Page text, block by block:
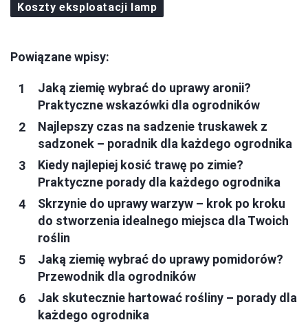
Koszty eksploatacji lamp
Powiązane wpisy:
Jaką ziemię wybrać do uprawy aronii?
Praktyczne wskazówki dla ogrodników
Najlepszy czas na sadzenie truskawek z
sadzonek – poradnik dla każdego ogrodnika
Kiedy najlepiej kosić trawę po zimie?
Praktyczne porady dla każdego ogrodnika
Skrzynie do uprawy warzyw – krok po kroku
do stworzenia idealnego miejsca dla Twoich
roślin
Jaką ziemię wybrać do uprawy pomidorów?
Przewodnik dla ogrodników
Jak skutecznie hartować rośliny – porady dla
każdego ogrodnika